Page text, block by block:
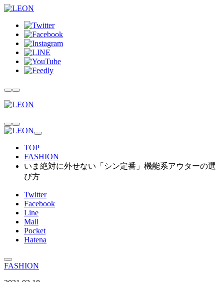
TOP
FASHION
いま絶対に外せない「シン定番」機能系アウターの選
び方
Twitter
Facebook
Line
Mail
Pocket
Hatena
FASHION